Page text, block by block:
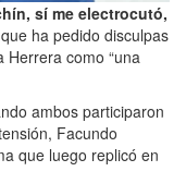
sí me electrocutó,
ha pedido disculpas
como “una
ambos participaron
Facundo
que luego replicó en